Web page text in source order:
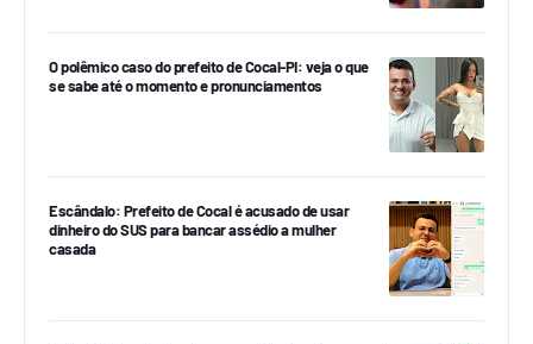
O polêmico caso do prefeito de Cocal-PI: veja o que
se sabe até o momento e pronunciamentos
Escândalo: Prefeito de Cocal é acusado de usar
dinheiro do SUS para bancar assédio a mulher
casada